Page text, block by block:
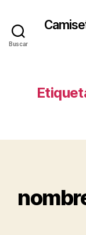
Buscar